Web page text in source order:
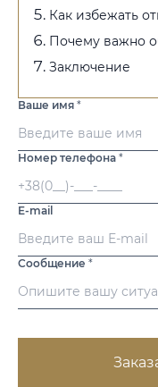
Как избежать
Почему важно
Заключение
Ваше имя *
Номер телефона *
E-mail
Сообщение *